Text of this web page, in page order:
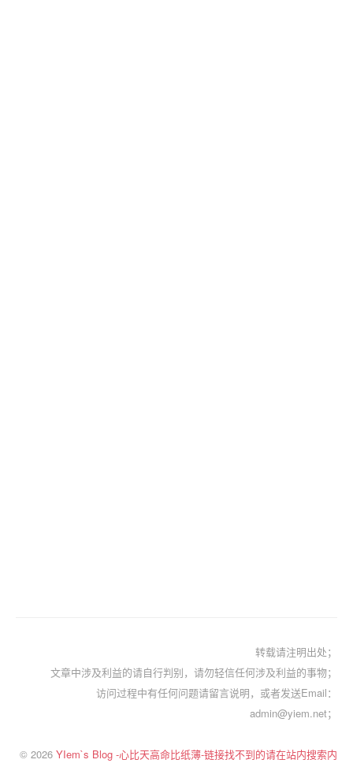
转载请注明出处；
文章中涉及利益的请自行判别，请勿轻信任何涉及利益的事物；
访问过程中有任何问题请留言说明，或者发送Email：
admin@yiem.net；
© 2026 YIem`s Blog -心比天高命比纸薄-链接找不到的请在站内搜索内